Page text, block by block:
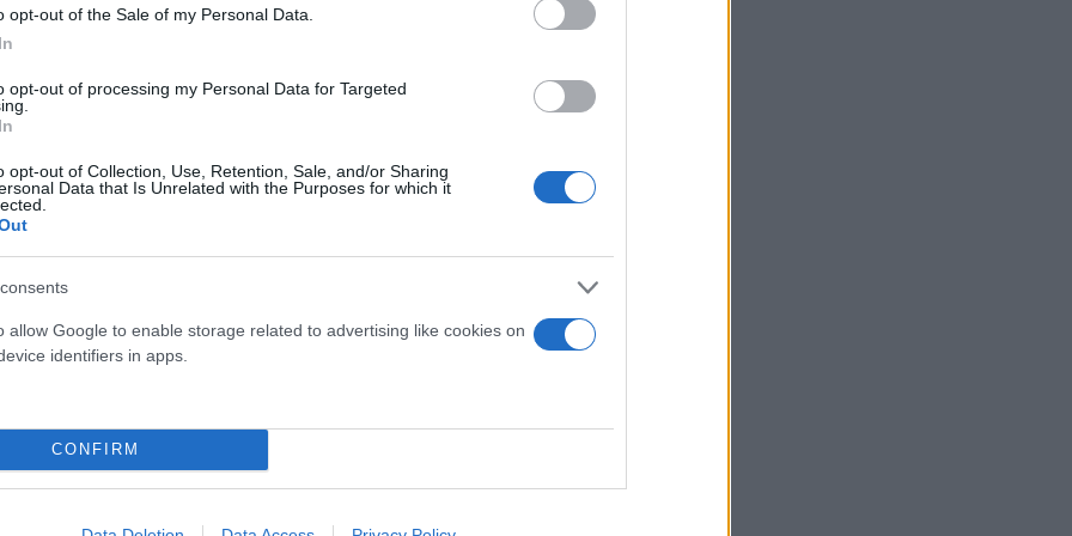
opt-out of the Sale of my Personal Data.
opt-out of processing my Personal Data for Targeted
opt-out of Collection, Use, Retention, Sale, and/or Sharing
Data that Is Unrelated with the Purposes for which it
allow Google to enable storage related to advertising like cookies on
identifiers in apps.
CONFIRM
Αθηνών θα πραγματοποιείται αποκλειστικά μέσω
είσοδοι καταργούνται άμεσα.
επισκέπτονται ή εργάζονται στο δικαστικό συγκρότημα.
και δικαστικούς υπαλλήλους
για τη διευκόλυνση των δικηγόρων και των
του Πρωτοδικείου.